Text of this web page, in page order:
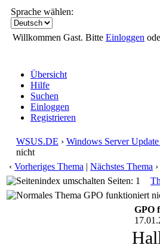
Sprache wählen:
Willkommen Gast. Bitte Einloggen
Übersicht
Hilfe
Suchen
Einloggen
Registrieren
WSUS.DE › Windows Server
nicht
‹ Vorheriges Thema | Nächstes Thema ›
Seiten: 1
GPO funktioniert
GPO